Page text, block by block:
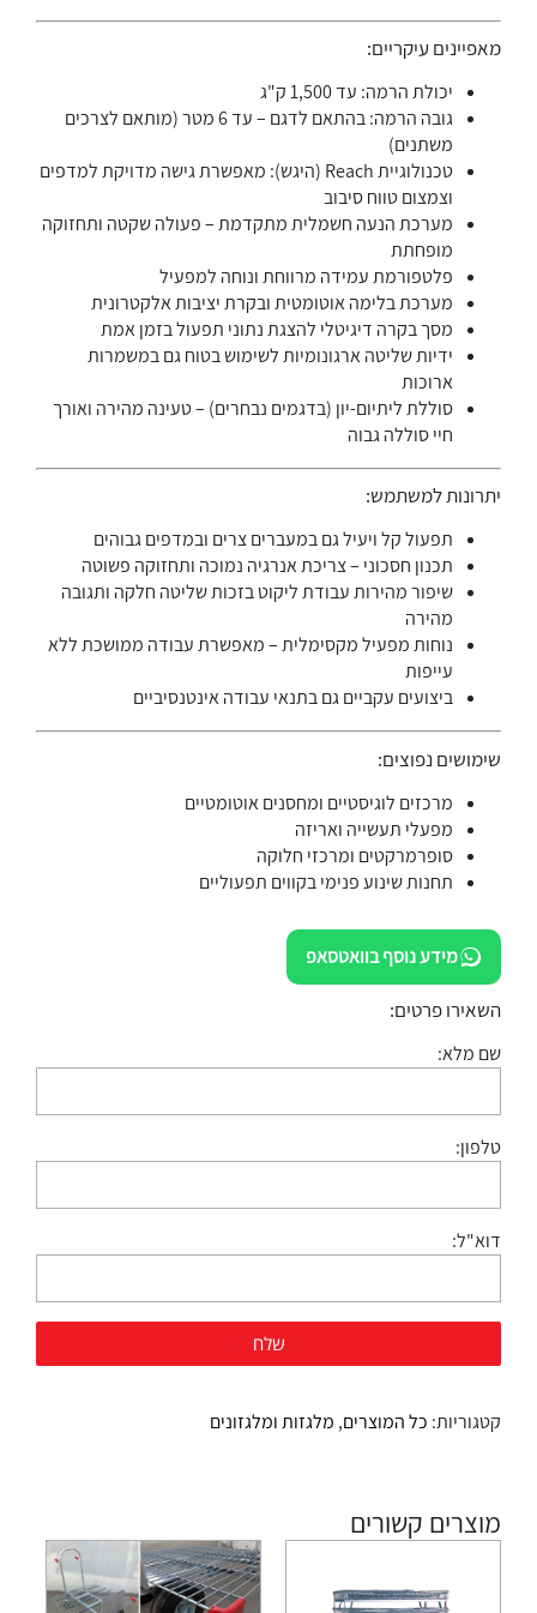
מאפיינים עיקריים:
יכולת הרמה: עד 1,500 ק"ג
גובה הרמה: בהתאם לדגם – עד 6 מטר (מותאם לצרכים
משתנים)
טכנולוגיית Reach (היגש): מאפשרת גישה מדויקת למדפים
וצמצום טווח סיבוב
מערכת הנעה חשמלית מתקדמת – פעולה שקטה ותחזוקה
מופחתת
פלטפורמת עמידה מרווחת ונוחה למפעיל
מערכת בלימה אוטומטית ובקרת יציבות אלקטרונית
מסך בקרה דיגיטלי להצגת נתוני תפעול בזמן אמת
ידיות שליטה ארגונומיות לשימוש בטוח גם במשמרות
ארוכות
סוללת ליתיום-יון (בדגמים נבחרים) – טעינה מהירה ואורך
חיי סוללה גבוה
יתרונות למשתמש:
תפעול קל ויעיל גם במעברים צרים ובמדפים גבוהים
תכנון חסכוני – צריכת אנרגיה נמוכה ותחזוקה פשוטה
שיפור מהירות עבודת ליקוט בזכות שליטה חלקה ותגובה
מהירה
נוחות מפעיל מקסימלית – מאפשרת עבודה ממושכת ללא
עייפות
ביצועים עקביים גם בתנאי עבודה אינטנסיביים
שימושים נפוצים:
מרכזים לוגיסטיים ומחסנים אוטומטיים
מפעלי תעשייה ואריזה
סופרמרקטים ומרכזי חלוקה
תחנות שינוע פנימי בקווים תפעוליים
מידע נוסף בוואטסאפ
השאירו פרטים:
שם מלא:
טלפון:
דוא"ל:
קטגוריות: כל המוצרים, מלגזות ומלגזונים
מוצרים קשורים